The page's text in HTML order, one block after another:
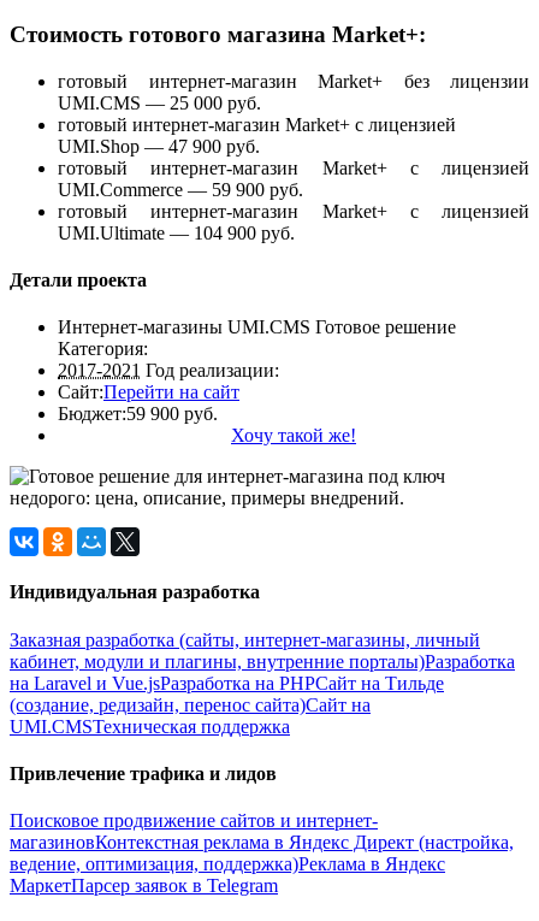
Стоимость готового магазина Market+:
готовый интернет-магазин Market+ без лицензии
UMI.CMS — 25 000 руб.
готовый интернет-магазин Market+ с лицензией
UMI.Shop — 47 900 руб.
готовый интернет-магазин Market+ с лицензией
UMI.Commerce — 59 900 руб.
готовый интернет-магазин Market+ с лицензией
UMI.Ultimate — 104 900 руб.
Детали проекта
Интернет-магазины UMI.CMS Готовое решение
Категория:
2017-2021 Год реализации:
Сайт:Перейти на сайт
Бюджет:59 900 руб.
Хочу такой же!
Индивидуальная разработка
Заказная разработка (сайты, интернет-магазины, личный
кабинет, модули и плагины, внутренние порталы)Разработка
на Laravel и Vue.jsРазработка на PHPСайт на Тильде
(создание, редизайн, перенос сайта)Сайт на
UMI.CMSТехническая поддержка
Привлечение трафика и лидов
Поисковое продвижение сайтов и интернет-
магазиновКонтекстная реклама в Яндекс Директ (настройка,
ведение, оптимизация, поддержка)Реклама в Яндекс
МаркетПарсер заявок в Telegram